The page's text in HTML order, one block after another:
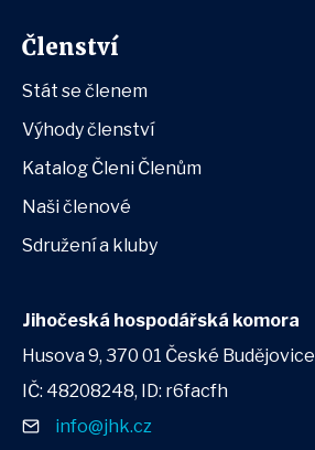
Členství
Stát se členem
Výhody členství
Katalog Členi Členům
Naši členové
Sdružení a kluby
Jihočeská hospodářská komora
Husova 9, 370 01 České Budějovice
IČ: 48208248, ID: r6facfh
info@jhk.cz